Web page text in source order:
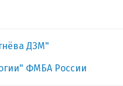
ДЗМ"
ФМБА России